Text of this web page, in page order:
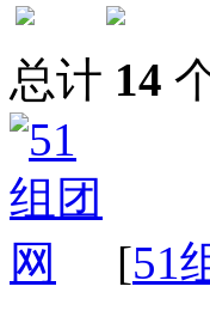
总计 14
[51